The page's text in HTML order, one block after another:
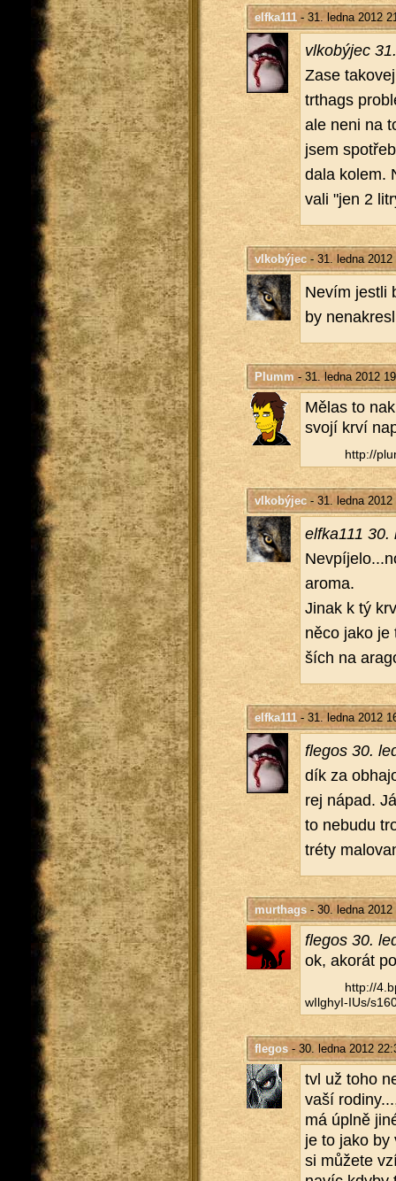
elfka111- 31. ledna 2012
vl­kobý­jec
Zase
trthags
ale neni na
jsem
da­la kolem.
va­li "jen 2
vlkobýjec- 31. ledna 2012
Nevím jest­li
by
Plumm - 31. ledna 2012
Mělas to
svojí krví
http://​
vlkobýjec- 31. ledna 2012
el­f­ka­111 30.
aroma.
Jinak k tý
něco jako
ších na
elfka111- 31. ledna 2012
fle­gos 30.
dík za
rej nápad.
to ne­bu­du
tréty
murthags- 30. ledna 2012
fle­gos 30.
ok, ako­rát
http://​
wIlghyI-IUs/​
flegos- 30. ledna 2012
tvl už toho
vaší
má úplně
je to jako by
si mů­že­te